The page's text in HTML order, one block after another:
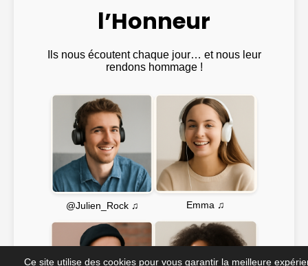
l’Honneur
Ils nous écoutent chaque jour… et nous leur
rendons hommage !
@Julien_Rock ♫ Emma ♫
Ce site utilise des cookies pour vous garantir la meilleure